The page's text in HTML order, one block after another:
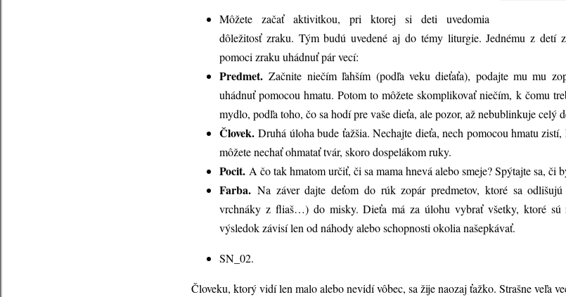
Môžete začať aktivitkou, pri ktorej si deti uvedomia
dôležitosť zraku. Tým budú uvedené aj do témy liturgie. Jednému z detí
pomoci zraku uhádnuť pár vecí:
Predmet.Začnite niečím ľahším (podľa veku dieťaťa), podajte mu mu
uhádnuť pomocou hmatu. Potom to môžete skomplikovať niečím, k čomu
mydlo, podľa toho, čo sa hodí pre vaše dieťa, ale pozor, až nebublinkuje celý
Človek. Druhá úloha bude ťažšia. Nechajte dieťa, nech pomocou hmatu
môžete nechať ohmatať tvár, skoro dospelákom ruky.
Pocit. A čo tak hmatom určiť, či sa mama hnevá alebo smeje? Spýtajte sa, či
Farba. Na záver dajte deťom do rúk zopár predmetov, ktoré sa
vrchnáky z fliaš…) do misky. Dieťa má za úlohu vybrať všetky, ktoré sú
výsledok závisí len od náhody alebo schopnosti okolia našepkávať.
SN_02.
Človeku, ktorý vidí len malo alebo nevidí vôbec, sa žije naozaj ťažko. Strašne veľa